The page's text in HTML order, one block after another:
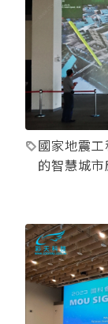
國家地震
的智慧城市